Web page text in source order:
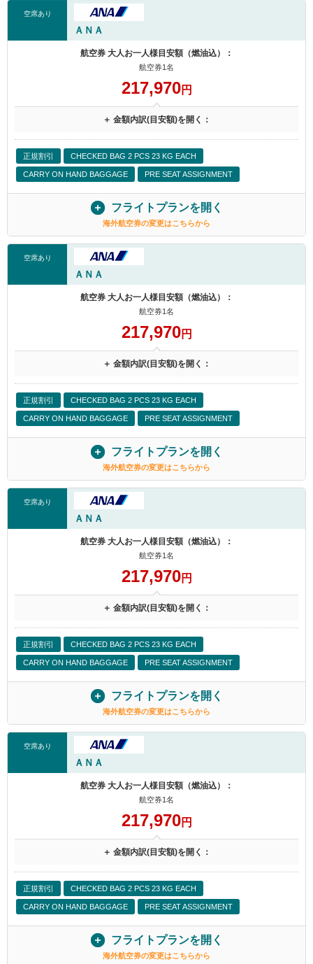
空席あり
ＡＮＡ
航空券 大人お一人様目安額（燃油込）：
航空券1名
217,970円
＋ 金額内訳(目安額)を開く：
正規割引 CHECKED BAG 2 PCS 23 KG EACH
CARRY ON HAND BAGGAGE PRE SEAT ASSIGNMENT
フライトプランを開く
海外航空券の変更はこちらから
空席あり
ＡＮＡ
航空券 大人お一人様目安額（燃油込）：
航空券1名
217,970円
＋ 金額内訳(目安額)を開く：
正規割引 CHECKED BAG 2 PCS 23 KG EACH
CARRY ON HAND BAGGAGE PRE SEAT ASSIGNMENT
フライトプランを開く
海外航空券の変更はこちらから
空席あり
ＡＮＡ
航空券 大人お一人様目安額（燃油込）：
航空券1名
217,970円
＋ 金額内訳(目安額)を開く：
正規割引 CHECKED BAG 2 PCS 23 KG EACH
CARRY ON HAND BAGGAGE PRE SEAT ASSIGNMENT
フライトプランを開く
海外航空券の変更はこちらから
空席あり
ＡＮＡ
航空券 大人お一人様目安額（燃油込）：
航空券1名
217,970円
＋ 金額内訳(目安額)を開く：
正規割引 CHECKED BAG 2 PCS 23 KG EACH
CARRY ON HAND BAGGAGE PRE SEAT ASSIGNMENT
フライトプランを開く
海外航空券の変更はこちらから